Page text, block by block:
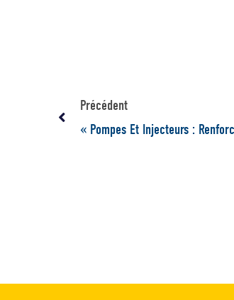
Précédent
« Pompes Et Injecteurs :